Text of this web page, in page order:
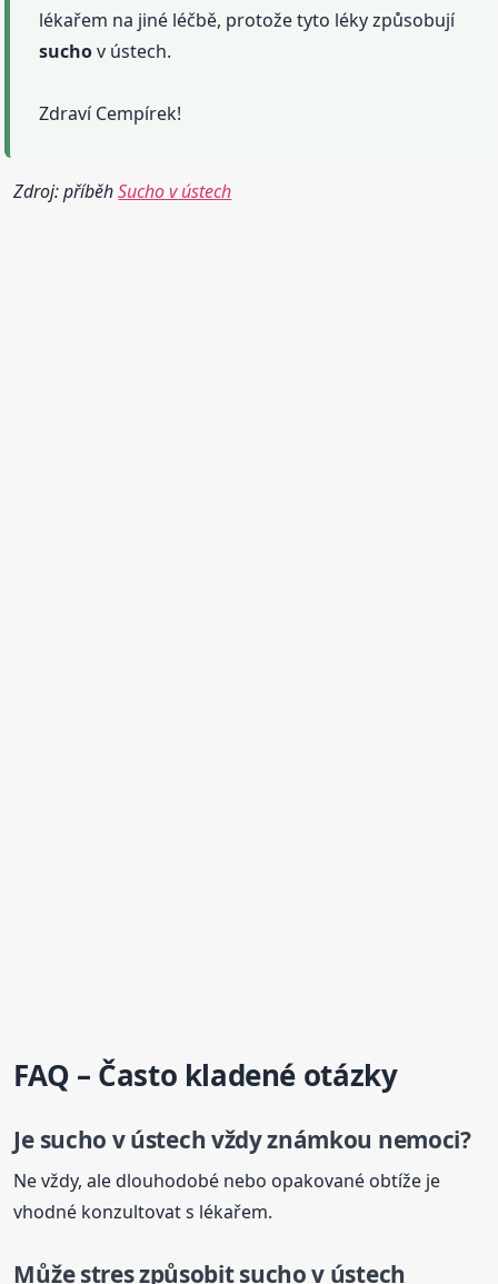
lékařem na jiné léčbě, protože tyto léky způsobují
suchov ústech.
Zdraví Cempírek!
Zdroj: příběhSucho v ústech
FAQ – Často kladené otázky
Je sucho v ústech vždy známkou nemoci?
Ne vždy, ale dlouhodobé nebo opakované obtíže je
vhodné konzultovat s lékařem.
Může stres způsobitsuchov ústech